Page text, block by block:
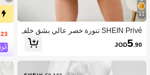
11
SHEIN Privé تنورة خصر عالي بشق خلف
ي مقاس كبير
JOD5.90
.23